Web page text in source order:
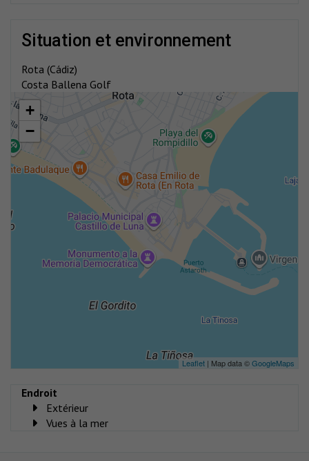
situation et environnement
Rota (Cádiz)
Costa Ballena Golf
+
−
Leaflet | Map data ©GoogleMaps
Endroit
Extérieur
Vues à la mer